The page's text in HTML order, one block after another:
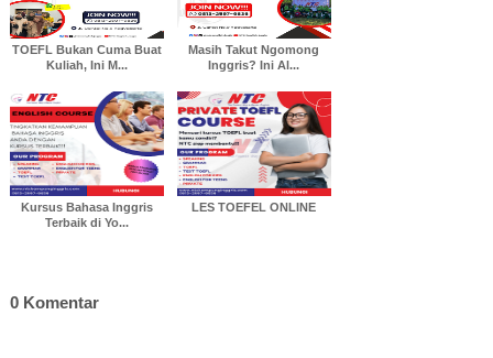
TOEFL Bukan Cuma Buat
Kuliah, Ini M...
Masih Takut Ngomong
Inggris? Ini Al...
Kursus Bahasa Inggris
Terbaik di Yo...
LES TOEFEL ONLINE
0 Komentar